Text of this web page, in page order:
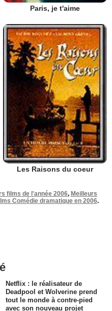
Paris, je t'aime
Les Raisons du coeur
films de l'année 2006, Meilleurs
Comédie dramatique en 2006.
Netflix : le réalisateur de
Deadpool et Wolverine prend
tout le monde à contre-pied
avec son nouveau projet